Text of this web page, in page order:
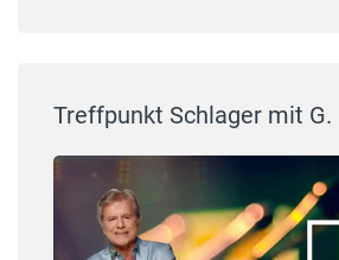
Treffpunkt Schlager mit G.